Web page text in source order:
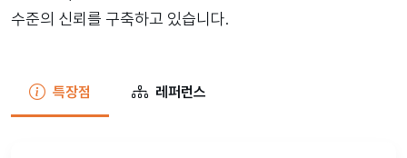
수준의 신뢰를 구축하고 있습니다.
특장점 레퍼런스